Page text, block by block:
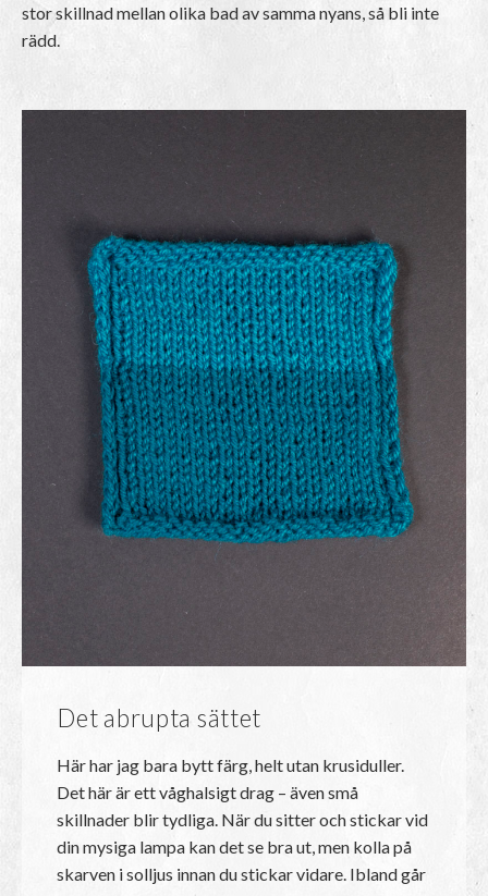
stor skillnad mellan olika bad av samma nyans, så bli inte
rädd.
Det abrupta sättet
Här har jag bara bytt färg, helt utan krusiduller.
Det här är ett våghalsigt drag – även små
skillnader blir tydliga. När du sitter och stickar vid
din mysiga lampa kan det se bra ut, men kolla på
skarven i solljus innan du stickar vidare. Ibland går